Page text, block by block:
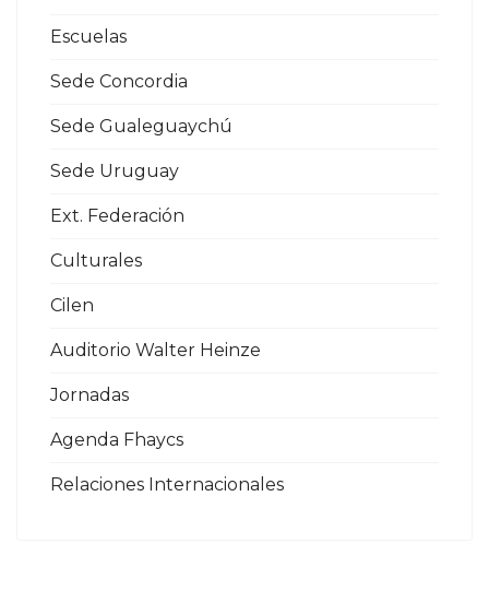
Escuelas
Sede Concordia
Sede Gualeguaychú
Sede Uruguay
Ext. Federación
Culturales
Cilen
Auditorio Walter Heinze
Jornadas
Agenda Fhaycs
Relaciones Internacionales